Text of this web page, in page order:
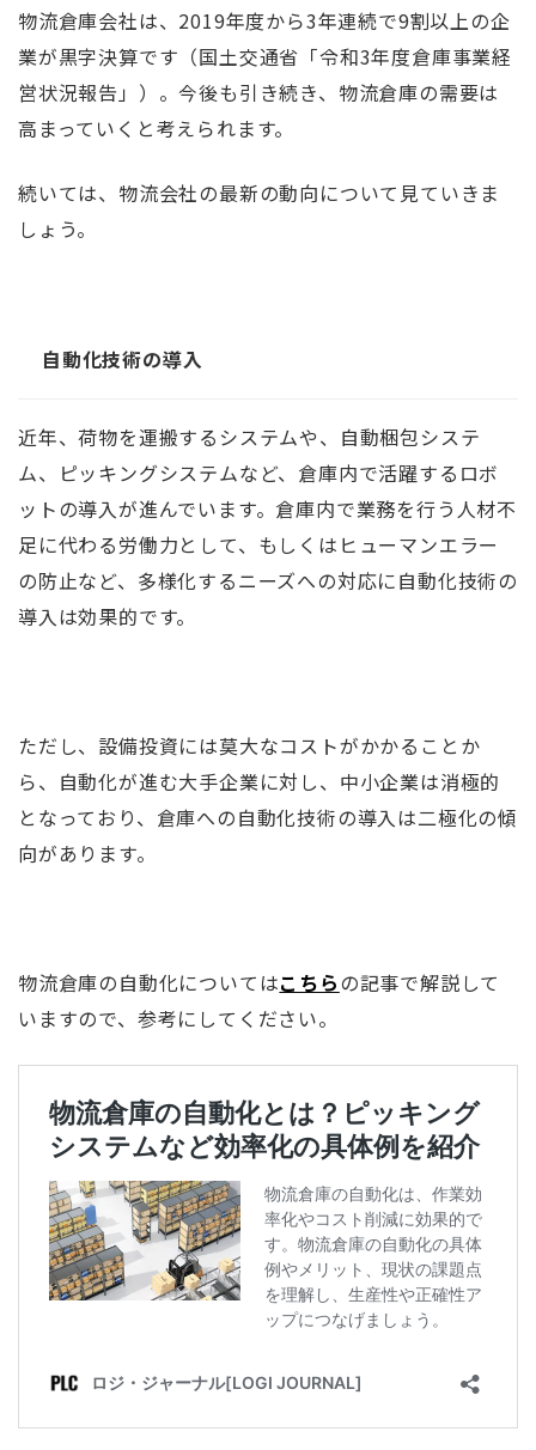
物流倉庫会社は、2019年度から3年連続で9割以上の企
業が黒字決算です（国土交通省「令和3年度倉庫事業経
営状況報告」）。今後も引き続き、物流倉庫の需要は
高まっていくと考えられます。
続いては、物流会社の最新の動向について見ていきま
しょう。
自動化技術の導入
近年、荷物を運搬するシステムや、自動梱包システ
ム、ピッキングシステムなど、倉庫内で活躍するロボ
ットの導入が進んでいます。倉庫内で業務を行う人材不
足に代わる労働力として、もしくはヒューマンエラー
の防止など、多様化するニーズへの対応に自動化技術の
導入は効果的です。
ただし、設備投資には莫大なコストがかかることか
ら、自動化が進む大手企業に対し、中小企業は消極的
となっており、倉庫への自動化技術の導入は二極化の傾
向があります。
物流倉庫の自動化についてはこちらの記事で解説して
いますので、参考にしてください。